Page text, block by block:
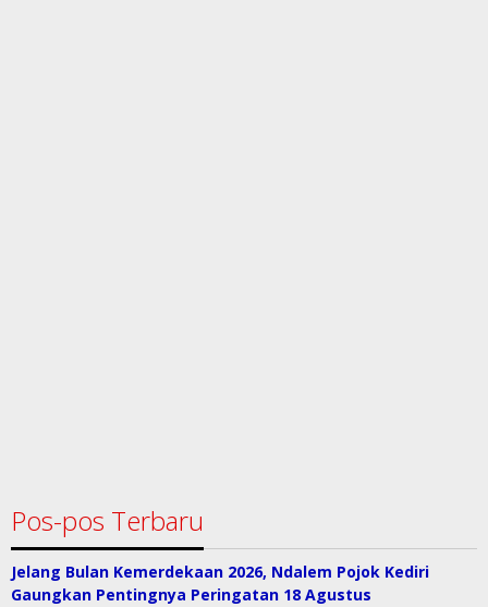
Pos-pos Terbaru
Jelang Bulan Kemerdekaan 2026, Ndalem Pojok Kediri
Gaungkan Pentingnya Peringatan 18 Agustus